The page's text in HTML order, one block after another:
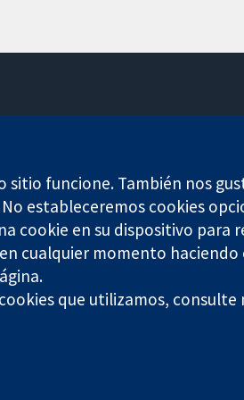
03044323) registered in England &
sitio funcione. También nos
estableceremos cookies
cookie en su dispositivo para
cualquier momento haciendo
que utilizamos, consulte